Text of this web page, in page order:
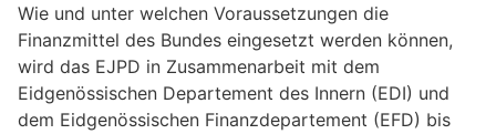
Wie und unter welchen Voraussetzungen die
Finanzmittel des Bundes eingesetzt werden können,
wird das EJPD in Zusammenarbeit mit dem
Eidgenössischen Departement des Innern (EDI) und
dem Eidgenössischen Finanzdepartement (EFD) bis